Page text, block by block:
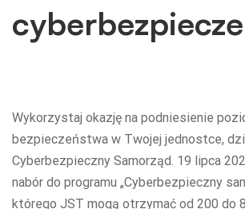
Wykorzystaj okazję na podniesienie
bezpieczeństwa w Twojej jednostce,
Cyberbezpieczny Samorząd. 19 lipca
nabór do programu „Cyberbezpieczny
którego JST mogą otrzymać od 200 do